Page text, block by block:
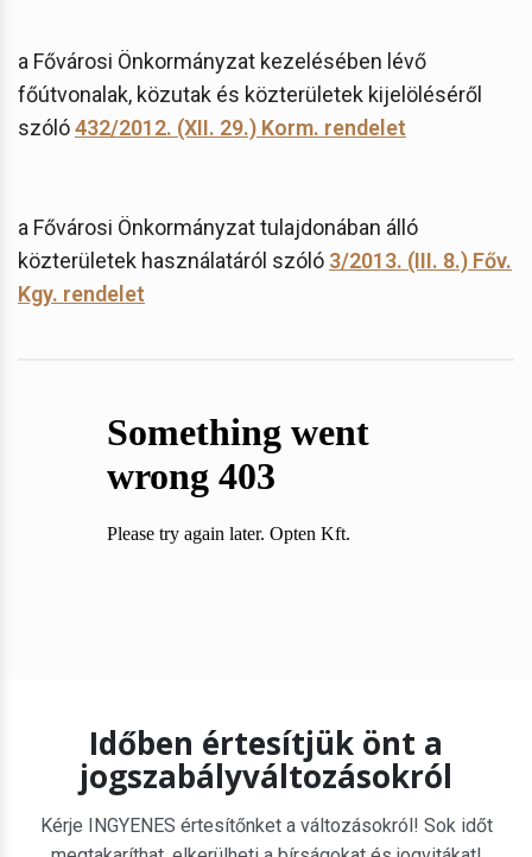
a Fővárosi Önkormányzat kezelésében lévő
főútvonalak, közutak és közterületek kijelöléséről
szóló432/2012. (XII. 29.) Korm. rendelet
a Fővárosi Önkormányzat tulajdonában álló
közterületek használatáról szóló 3/2013. (III. 8.) Főv.
Kgy. rendelet
Időben értesítjük önt a
jogszabályváltozásokról
Kérje INGYENES értesítőnket a változásokról! Sok időt